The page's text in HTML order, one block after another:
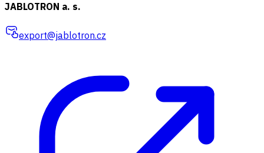
JABLOTRON a. s.
export@jablotron.cz